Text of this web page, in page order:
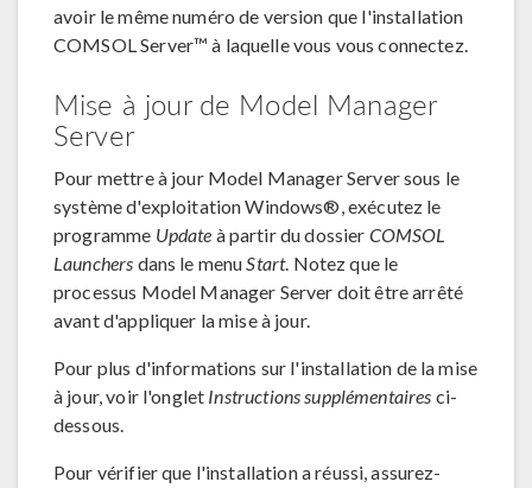
avoir le même numéro de version que l'installation
COMSOL Server™ à laquelle vous vous connectez.
Mise à jour de Model Manager
Server
Pour mettre à jour Model Manager Server sous le
système d'exploitation Windows®, exécutez le
programme Update à partir du dossier COMSOL
Launchers dans le menuStart. Notez que le
processus Model Manager Server doit être arrêté
avant d'appliquer la mise à jour.
Pour plus d'informations sur l'installation de la mise
à jour, voir l'onglet Instructions supplémentaires ci-
dessous.
Pour vérifier que l'installation a réussi, assurez-